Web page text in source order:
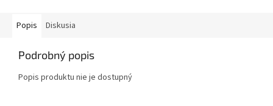
Popis Diskusia
Podrobný popis
Popis produktu nie je dostupný